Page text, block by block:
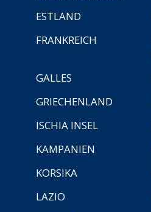
ESTLAND
FRANKREICH
GALLES
GRIECHENLAND
ISCHIA INSEL
KAMPANIEN
KORSIKA
LAZIO